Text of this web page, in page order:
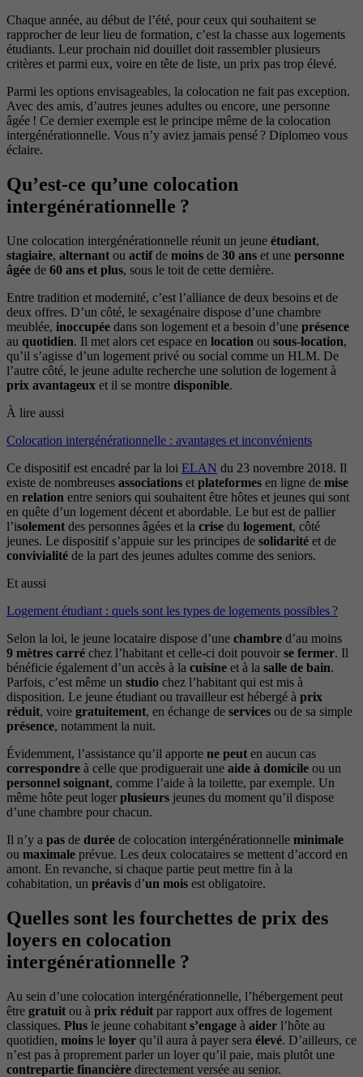
Chaque année, au début de l’été, pour ceux qui souhaitent se
rapprocher de leur lieu de formation, c’est la chasse aux logements
étudiants. Leur prochain nid douillet doit rassembler plusieurs
critères et parmi eux, voire en tête de liste, un prix pas trop élevé.
Parmi les options envisageables, la colocation ne fait pas exception.
Avec des amis, d’autres jeunes adultes ou encore, une personne
âgée ! Ce dernier exemple est le principe même de la colocation
intergénérationnelle. Vous n’y aviez jamais pensé ? Diplomeo vous
éclaire.
Qu’est-ce qu’une colocation
intergénérationnelle ?
Une colocation intergénérationnelle réunit un jeune étudiant,
stagiaire, alternant ou actifde moins de 30 ans et une personne
âgée de 60 ans et plus, sous le toit de cette dernière.
Entre tradition et modernité, c’est l’alliance de deux besoins et de
deux offres. D’un côté, le sexagénaire dispose d’une chambre
meublée, inoccupée dans son logement et a besoin d’une présence
au quotidien. Il met alors cet espace en location ou sous-location,
qu’il s’agisse d’un logement privé ou social comme un HLM. De
l’autre côté, le jeune adulte recherche une solution de logement à
prix avantageux et il se montre disponible.
À lire aussi
Colocation intergénérationnelle : avantages et inconvénients
Ce dispositif est encadré par la loi ELAN du 23 novembre 2018. Il
existe de nombreuses associations et plateformes en ligne de mise
en relation entre seniors qui souhaitent être hôtes et jeunes qui sont
en quête d’un logement décent et abordable. Le but est de pallier
l’isolement des personnes âgées et la crise du logement, côté
jeunes. Le dispositif s’appuie sur les principes de solidarité et de
convivialité de la part des jeunes adultes comme des seniors.
Et aussi
Logement étudiant : quels sont les types de logements possibles ?
Selon la loi, le jeune locataire dispose d’une chambre d’au moins
9 mètres carré chez l’habitant et celle-ci doit pouvoir se fermer. Il
bénéficie également d’un accès à la cuisine et à la salle de bain.
Parfois, c’est même un studio chez l’habitant qui est mis à
disposition. Le jeune étudiant ou travailleur est hébergé à prix
réduit, voire gratuitement, en échange de services ou de sa simple
présence, notamment la nuit.
Évidemment, l’assistance qu’il apporte ne peut en aucun cas
correspondre à celle que prodiguerait une aide à domicile ou un
personnel soignant, comme l’aide à la toilette, par exemple. Un
même hôte peut loger plusieurs jeunes du moment qu’il dispose
d’une chambre pour chacun.
Il n’y a pas de durée de colocation intergénérationnelle minimale
ou maximale prévue. Les deux colocataires se mettent d’accord en
amont. En revanche, si chaque partie peut mettre fin à la
cohabitation, un préavis d’un mois est obligatoire.
Quelles sont les fourchettes de prix des
loyers en colocation
intergénérationnelle ?
Au sein d’une colocation intergénérationnelle, l’hébergement peut
être gratuit ou à prix réduit par rapport aux offres de logement
classiques. Plus le jeune cohabitant s’engage à aider l’hôte au
quotidien, moins le loyer qu’il aura à payer sera élevé. D’ailleurs, ce
n’est pas à proprement parler un loyer qu’il paie, mais plutôt une
contrepartie financière directement versée au senior.